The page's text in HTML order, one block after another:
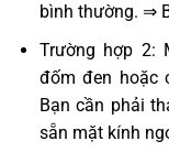
bình thường. ⇒
Trường hợp 2:
đốm đen hoặc
Bạn cần phải
sẵn mặt kính